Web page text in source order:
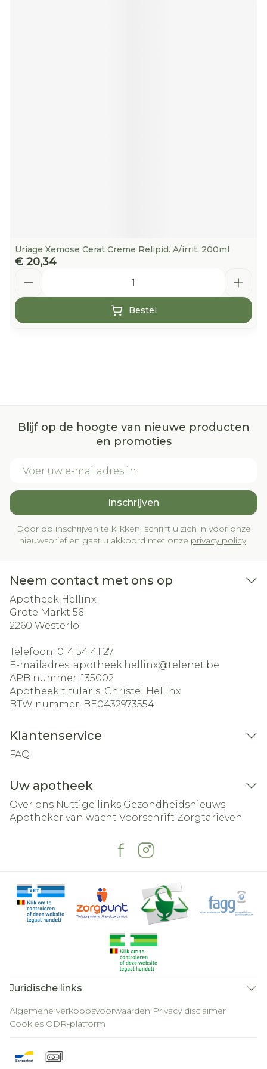
Uriage Xemose Cerat Creme Relipid. A/irrit. 200ml
€ 20,34
Bestel
Blijf op de hoogte van nieuwe producten
en promoties
Inschrijven
Door op inschrijven te klikken, schrijft u zich in voor onze
nieuwsbrief en gaat u akkoord met onze privacy policy.
Neem contact met ons op
Apotheek Hellinx
Grote Markt 56
2260 Westerlo
Telefoon: 014 54 41 27
E-mailadres: apotheek.hellinx@telenet.be
APB nummer: 135002
Apotheek titularis: Christel Hellinx
BTW nummer: BE0432973554
Klantenservice
FAQ
Uw apotheek
Over ons Nuttige links Gezondheidsnieuws
Apotheker van wacht Voorschrift Zorgtarieven
Juridische links
Algemene verkoopsvoorwaarden Privacy disclaimer
Cookies ODR-platform